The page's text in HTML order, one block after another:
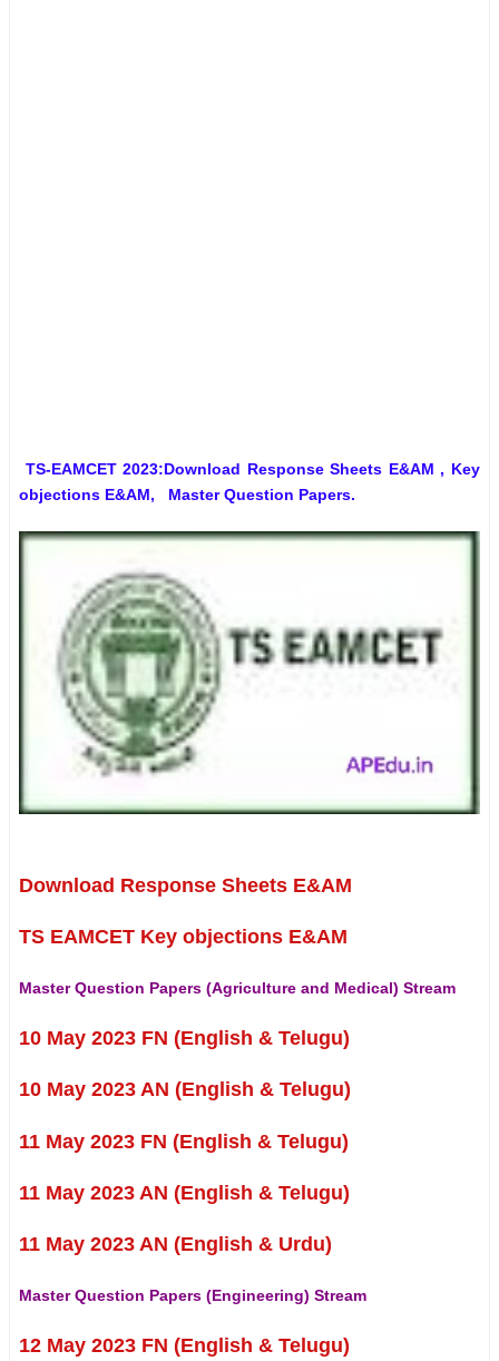
TS-EAMCET 2023:Download Response Sheets E&AM , Key
objections E&AM, Master Question Papers.
Download Response Sheets E&AM
TS EAMCET Key objections E&AM
Master Question Papers (Agriculture and Medical) Stream
10 May 2023 FN (English & Telugu)
10 May 2023 AN (English & Telugu)
11 May 2023 FN (English & Telugu)
11 May 2023 AN (English & Telugu)
11 May 2023 AN (English & Urdu)
Master Question Papers (Engineering) Stream
12 May 2023 FN (English & Telugu)